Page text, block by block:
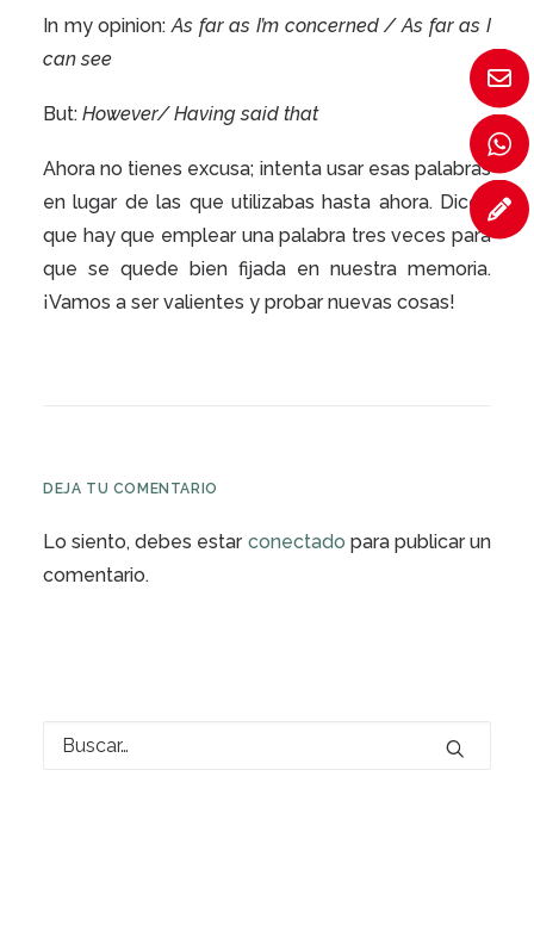
In my opinion:As far as I’m concerned / As far as I
can see
But: However/ Having said that
Ahora no tienes excusa; intenta usar esas palabras
en lugar de las que utilizabas hasta ahora. Dicen
que hay que emplear una palabra tres veces para
que se quede bien fijada en nuestra memoria.
¡Vamos a ser valientes y probar nuevas cosas!
DEJA TU COMENTARIO
Lo siento, debes estar conectado para publicar un
comentario.